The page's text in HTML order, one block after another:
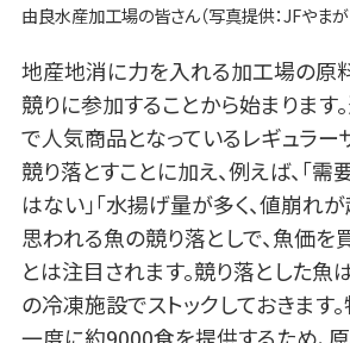
由良水産加工場の皆さん（写真提供：JFやまが
地産地消に力を入れる加工場の原
競りに参加することから始まります
で人気商品となっているレギュラー
競り落とすことに加え、例えば、「
はない」「水揚げ量が多く、値崩れが
思われる魚の競り落としで、魚価を
とは注目されます。競り落とした魚
の冷凍施設でストックしておきます